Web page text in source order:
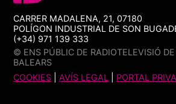
CARRER MADALENA, 21, 07180
POLÍGON INDUSTRIAL DE SON
(+34) 971 139 333
© ENS PÚBLIC DE RADIOTELEVISIÓ
BALEARS
COOKIES |AVÍS LEGAL PORTAL